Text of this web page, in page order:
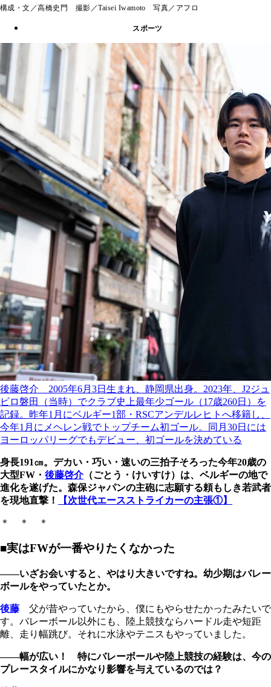
構成・文／高橋史門 撮影／Taisei Iwamoto 写真／アフロ
スポーツ
後藤啓介 2005年6月3日生まれ、静岡県出身。2023年、J2ジュ
ビロ磐田（当時）でクラブ史上最年少ゴール（17歳260日）を
記録。昨年1月にベルギー1部・RSCアンデルレヒトへ移籍し、
今年1月にメヘレン戦でトップチーム初ゴール。同月30日には
ヨーロッパリーグでもデビュー、初ゴールを決めている
身長191㎝。デカい・巧い・速いの三拍子そろった今年20歳の
大型FW・ 後藤啓介（ごとう・けいすけ）は、ベルギーの地で
進化を遂げた。森保ジャパンの主砲に志願する頼もしき若武者
を現地直撃！
【次世代エースストライカーの主張①】
＊ ＊ ＊
■実はFWが一番やりたくなかった
――いざお会いすると、やはり大きいですね。幼少期はバレー
ボールをやっていたとか。
後藤 父が昔やっていたから、僕にもやらせたかったみたいで
す。バレーボール以外にも、陸上競技ならハードル走や短距
離、走り幅跳び。それに水泳やテニスもやっていました。
――幅が広い！ 特にバレーボールや陸上競技の経験は、今の
プレースタイルにかなり影響を与えているのでは？